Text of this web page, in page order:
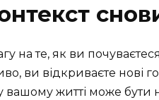
на те, як ви
ви відкриваєте нові
житті може бути